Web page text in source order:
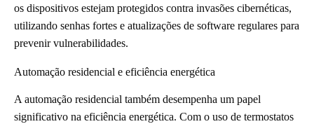
os dispositivos estejam protegidos contra invasões cibernéticas,
utilizando senhas fortes e atualizações de software regulares para
prevenir vulnerabilidades.
Automação residencial e eficiência energética
A automação residencial também desempenha um papel
significativo na eficiência energética. Com o uso de termostatos